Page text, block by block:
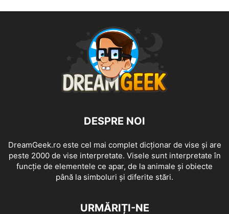
DESPRE NOI
DreamGeek.ro este cel mai complet dicționar de vise și are
peste 2000 de vise interpretate. Visele sunt interpretate în
funcție de elementele ce apar, de la animale și obiecte
până la simboluri și diferite stări.
URMĂRIȚI-NE